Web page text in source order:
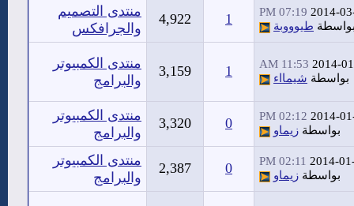
2014-
07:19 PM
طيوووبة 1
4,922
منتدى التصميم
والجرافكس
2014-
11:53 AM
بواسطة شيمااء 1
3,159
منتدى الكمبيوتر
والبرامج
2014-
02:12 PM
بواسطة زيماو 0
3,320
منتدى الكمبيوتر
والبرامج
2014-
02:11 PM
بواسطة زيماو 0
2,387
منتدى الكمبيوتر
والبرامج